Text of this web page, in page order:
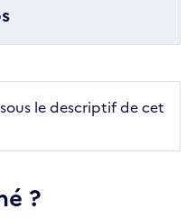
le descriptif de cet
?